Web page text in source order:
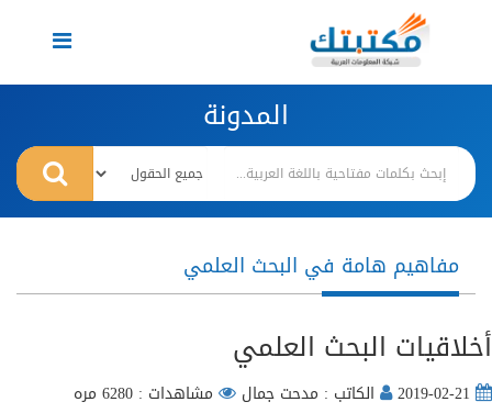
Toggle
navigation
المدونة
مفاهيم هامة في البحث العلمي
أخلاقيات البحث العلمي
الكاتب : مدحت جمال مشاهدات : 6280 مره